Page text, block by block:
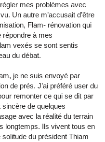
mes problèmes avec
Un autre m’accusait d’être
Flam- rénovation qui
répondre à mes
vexés se sont sentis
du débat.
je ne suis envoyé par
de prés. J’ai préféré user du
remonter ce qui se dit par
sincère de quelques
avec la réalité du terrain
longtemps. Ils vivent tous en
du président Thiam